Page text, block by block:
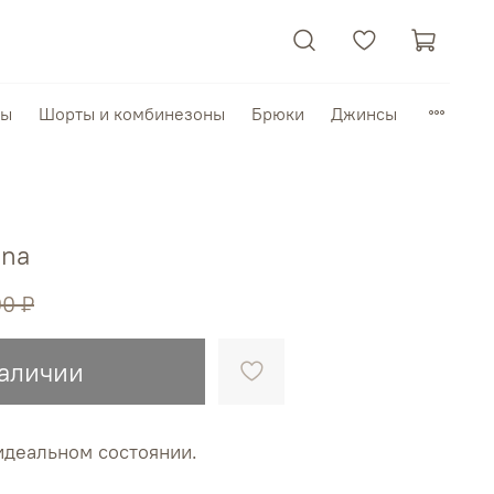
Шорты и комбинезоны Брюки Джинсы
₽
состоянии.